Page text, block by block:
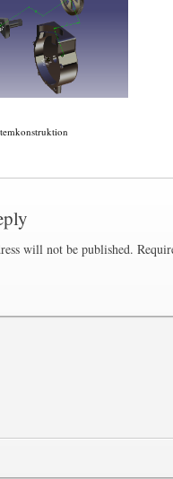
will not be published.